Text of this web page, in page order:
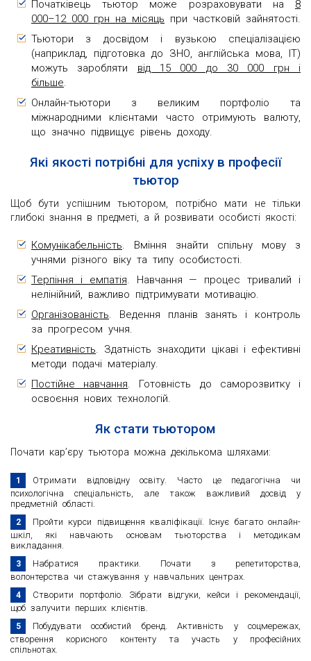
Початківець тьютор може розраховувати на 8
000–12 000 грн на місяць при частковій зайнятості.
Тьютори з досвідом і вузькою спеціалізацією
(наприклад, підготовка до ЗНО, англійська мова, IT)
можуть заробляти від 15 000 до 30 000 грн і
більше.
Онлайн-тьютори з великим портфоліо та
міжнародними клієнтами часто отримують валюту,
що значно підвищує рівень доходу.
Які якості потрібні для успіху в професії
тьютор
Щоб бути успішним тьютором, потрібно мати не тільки
глибокі знання в предметі, а й розвивати особисті якості:
Комунікабельність. Вміння знайти спільну мову з
учнями різного віку та типу особистості.
Терпіння і емпатія. Навчання — процес тривалий і
нелінійний, важливо підтримувати мотивацію.
Організованість. Ведення планів занять і контроль
за прогресом учня.
Креативність. Здатність знаходити цікаві і ефективні
методи подачі матеріалу.
Постійне навчання. Готовність до саморозвитку і
освоєння нових технологій.
Як стати тьютором
Почати кар’єру тьютора можна декількома шляхами:
Отримати відповідну освіту. Часто це педагогічна чи
психологічна спеціальність, але також важливий досвід у
предметній області.
Пройти курси підвищення кваліфікації. Існує багато онлайн-
шкіл, які навчають основам тьюторства і методикам
викладання.
Набратися практики. Почати з репетиторства,
волонтерства чи стажування у навчальних центрах.
Створити портфоліо. Зібрати відгуки, кейси і рекомендації,
щоб залучити перших клієнтів.
Побудувати особистий бренд. Активність у соцмережах,
створення корисного контенту та участь у професійних
спільнотах.